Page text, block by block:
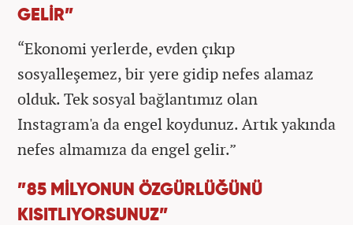
GELİR”
“Ekonomi yerlerde, evden çıkıp
sosyalleşemez, bir yere gidip nefes alamaz
olduk. Tek sosyal bağlantımız olan
Instagram'a da engel koydunuz. Artık yakında
nefes almamıza da engel gelir.”
”85 MİLYONUN ÖZGÜRLÜĞÜNÜ
KISITLIYORSUNUZ”